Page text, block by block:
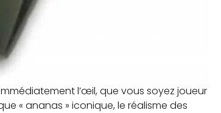
l’œil, que vous soyez joueur
« ananas » iconique, le réalisme des